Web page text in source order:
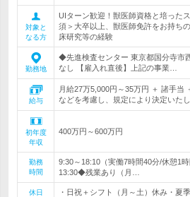
対象と
なる方
UIターン歓迎！獣医師資格と培った
須＞大卒以上、獣医師免許をお持ち
床研究等の経験
勤務地
◆先進検査センター 東京都国分寺市
なし 【雇入れ直後】上記の事業…
給与
月給27万5,000円～35万円 ＋ 諸手
などを考慮し、規定により決定いた
初年度
年収
400万円～600万円
勤務
時間
9:30～18:10（実働7時間40分/休憩1
13:30◆残業あり（月…
休日
・日祝＋シフト（月～土）休み・夏